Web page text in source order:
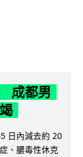
成都男
日內減去約 20
、膿毒性休克